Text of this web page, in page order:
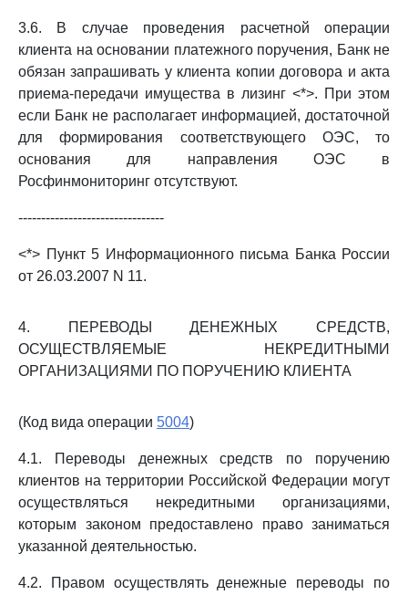
3.6. В случае проведения расчетной операции
клиента на основании платежного поручения, Банк не
обязан запрашивать у клиента копии договора и акта
приема-передачи имущества в лизинг <*>. При этом
если Банк не располагает информацией, достаточной
для формирования соответствующего ОЭС, то
основания для направления ОЭС в
Росфинмониторинг отсутствуют.
--------------------------------
<*> Пункт 5 Информационного письма Банка России
от 26.03.2007 N 11.
4. ПЕРЕВОДЫ ДЕНЕЖНЫХ СРЕДСТВ,
ОСУЩЕСТВЛЯЕМЫЕ НЕКРЕДИТНЫМИ
ОРГАНИЗАЦИЯМИ ПО ПОРУЧЕНИЮ КЛИЕНТА
(Код вида операции 5004)
4.1. Переводы денежных средств по поручению
клиентов на территории Российской Федерации могут
осуществляться некредитными организациями,
которым законом предоставлено право заниматься
указанной деятельностью.
4.2. Правом осуществлять денежные переводы по